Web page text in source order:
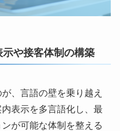
や接客体制の構築
、言語の壁を乗り越え
表示を多言語化し、最
が可能な体制を整える